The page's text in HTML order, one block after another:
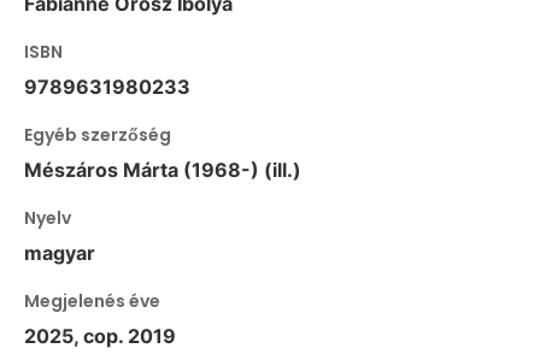
ISBN
9789631980233
Egyéb szerzőség
Mészáros Márta (1968-) (ill.)
Nyelv
magyar
Megjelenés éve
2025, cop. 2019